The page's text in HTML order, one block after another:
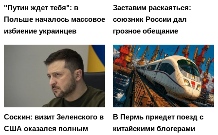
"Путин ждет тебя": в
Польше началось массовое
избиение украинцев
Заставим раскаяться:
союзник России дал
грозное обещание
Соскин: визит Зеленского в
США оказался полным
В Пермь приедет поезд с
китайскими блогерами